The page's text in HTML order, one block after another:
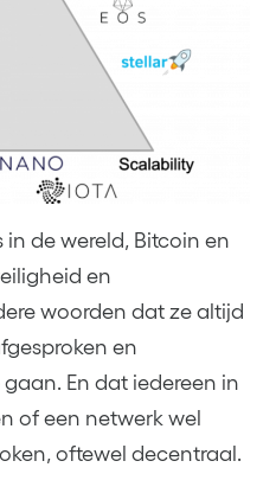
de wereld, Bitcoin en
en
woorden dat ze altijd
en
En dat iedereen in
of een netwerk wel
oftewel decentraal.